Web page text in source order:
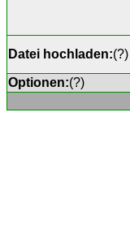
Datei hochladen:(?)
Optionen:(?)